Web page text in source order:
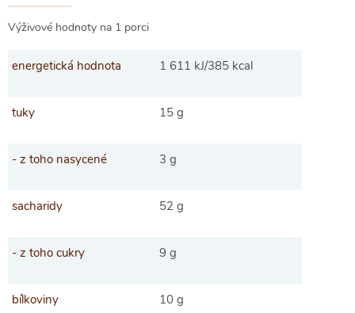
Výživové hodnoty na 1 porci
energetická hodnota 1 611 kJ/385 kcal
tuky 15 g
- z toho nasycené 3 g
sacharidy 52 g
- z toho cukry 9 g
bílkoviny 10 g